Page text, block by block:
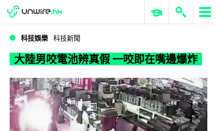
大陸男咬電池辨真假 一咬即在嘴邊爆炸
WWDC 2026 ERP 與商業 AI
科技娛樂 科技新聞
大陸男咬電池辨真假 一咬即在嘴邊爆炸